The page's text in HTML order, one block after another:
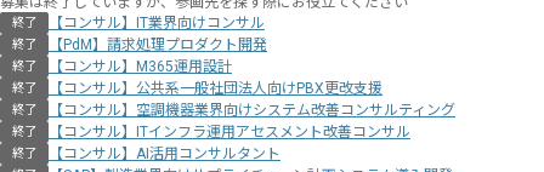
終了 【コンサル】IT業界向けコンサル
終了 【PdM】請求処理プロダクト開発
終了 【コンサル】M365運用設計
終了 【コンサル】公共系一般社団法人向けPBX更改支援
終了 【コンサル】空調機器業界向けシステム改善コンサルティング
終了 【コンサル】ITインフラ運用アセスメント改善コンサル
終了 【コンサル】AI活用コンサルタント